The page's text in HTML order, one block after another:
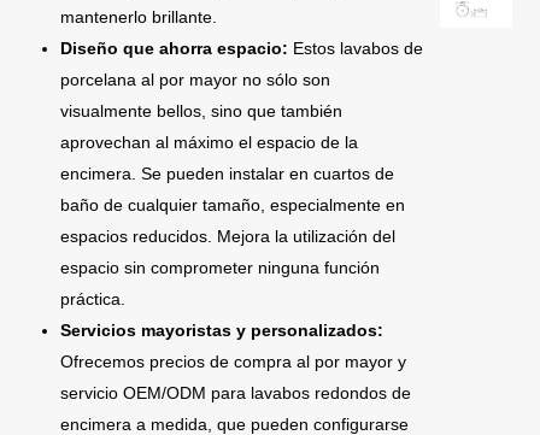
mantenerlo brillante.
Diseño que ahorra espacio: Estos lavabos de
porcelana al por mayor no sólo son
visualmente bellos, sino que también
aprovechan al máximo el espacio de la
encimera. Se pueden instalar en cuartos de
baño de cualquier tamaño, especialmente en
espacios reducidos. Mejora la utilización del
espacio sin comprometer ninguna función
práctica.
Servicios mayoristas y personalizados:
Ofrecemos precios de compra al por mayor y
servicio OEM/ODM para lavabos redondos de
encimera a medida, que pueden configurarse